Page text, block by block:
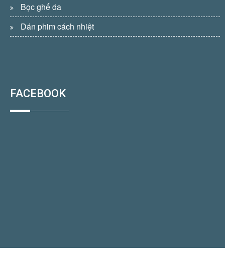
Bọc ghế da
Dán phim cách nhiệt
FACEBOOK